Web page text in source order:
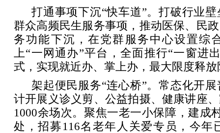
打通事项下沉“快车道”。打破行业
群众高频民生服务事项，推动医保、民
务功能下沉，在党群服务中心设置综
上“一网通办”平台，全面推行“一窗进
式，实现就近办、掌上办，最大限度释
架起便民服务“连心桥”。常态化开
计开展义诊义剪、公益拍摄、健康讲座
1000余场次。聚焦一老一小保障，建成
处，招募116名老年人关爱专员，今年